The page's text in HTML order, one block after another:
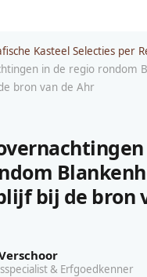
Kasteel Selecties per
in de regio rondom
bron van de Ahr
bij de bron
& Erfgoedkenner